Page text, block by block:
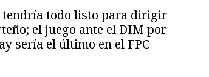
tendría todo listo para dirigir
el juego ante el DIM por
sería el último en el FPC